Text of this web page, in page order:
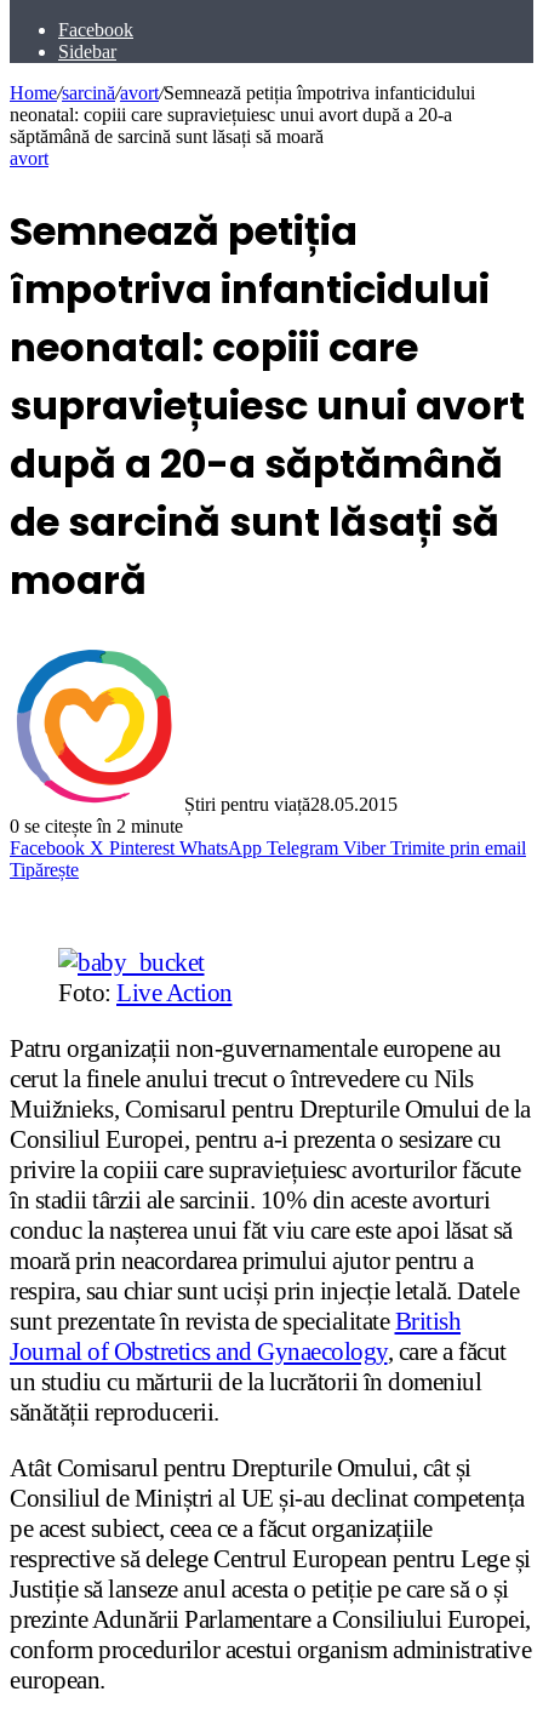
Facebook
Sidebar
Home/sarcină/avort/Semnează petiția împotriva infanticidului
neonatal: copiii care supraviețuiesc unui avort după a 20-a
săptămână de sarcină sunt lăsați să moară
avort
Semnează petiția
împotriva infanticidului
neonatal: copiii care
supraviețuiesc unui avort
după a 20-a săptămână
de sarcină sunt lăsați să
moară
Știri pentru viață28.05.2015
0 se citește în 2 minute
Facebook X Pinterest WhatsApp Telegram Viber Trimite prin email
Tipărește
Foto: Live Action
Patru organizații non-guvernamentale europene au
cerut la finele anului trecut o întrevedere cu Nils
Muižnieks, Comisarul pentru Drepturile Omului de la
Consiliul Europei, pentru a-i prezenta o sesizare cu
privire la copiii care supraviețuiesc avorturilor făcute
în stadii târzii ale sarcinii. 10% din aceste avorturi
conduc la nașterea unui făt viu care este apoi lăsat să
moară prin neacordarea primului ajutor pentru a
respira, sau chiar sunt uciși prin injecție letală. Datele
sunt prezentate în revista de specialitateBritish
Journal of Obstretics and Gynaecology, care a făcut
un studiu cu mărturii de la lucrătorii în domeniul
sănătății reproducerii.
Atât Comisarul pentru Drepturile Omului, cât și
Consiliul de Miniștri al UE și-au declinat competența
pe acest subiect, ceea ce a făcut organizațiile
resprective să delege Centrul European pentru Lege și
Justiție să lanseze anul acesta o petiție pe care să o și
prezinte Adunării Parlamentare a Consiliului Europei,
conform procedurilor acestui organism administrative
european.